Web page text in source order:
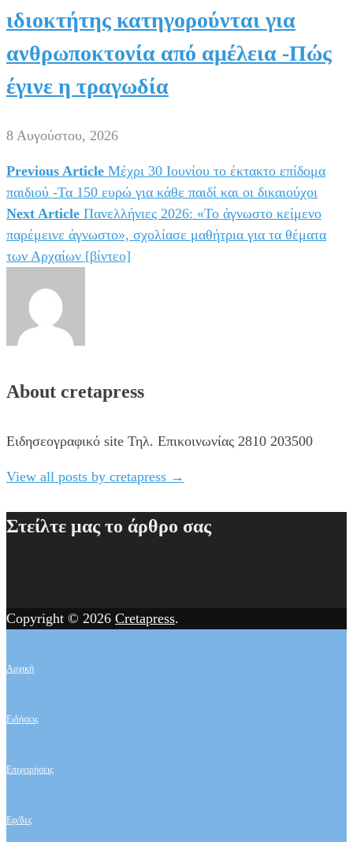
ιδιοκτήτης κατηγορούνται για
ανθρωποκτονία από αμέλεια -Πώς
έγινε η τραγωδία
8 Αυγούστου, 2026
Πλοήγηση
άρθρων
Previous Article Μέχρι 30 Ιουνίου το έκτακτο επίδομα
παιδιού -Τα 150 ευρώ για κάθε παιδί και οι δικαιούχοι
Next Article Πανελλήνιες 2026: «Το άγνωστο κείμενο
παρέμεινε άγνωστο», σχολίασε μαθήτρια για τα θέματα
των Αρχαίων [βίντεο]
About cretapress
Ειδησεογραφικό site Τηλ. Επικοινωνίας 2810 203500
View all posts by cretapress →
Στείλτε μας το άρθρο σας
Copyright © 2026 Cretapress.
Αρχική
Ειδήσεις
Επιχειρήσεις
Εφ/δες